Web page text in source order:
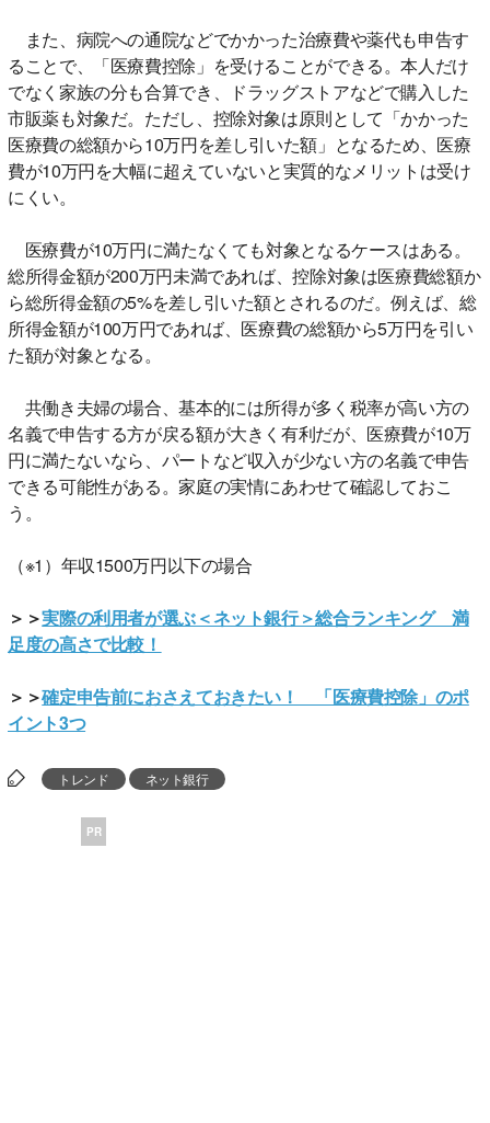
また、病院への通院などでかかった治療費や薬代も申告す
ることで、「医療費控除」を受けることができる。本人だけ
でなく家族の分も合算でき、ドラッグストアなどで購入した
市販薬も対象だ。ただし、控除対象は原則として「かかった
医療費の総額から10万円を差し引いた額」となるため、医療
費が10万円を大幅に超えていないと実質的なメリットは受け
にくい。
医療費が10万円に満たなくても対象となるケースはある。
総所得金額が200万円未満であれば、控除対象は医療費総額か
ら総所得金額の5%を差し引いた額とされるのだ。例えば、総
所得金額が100万円であれば、医療費の総額から5万円を引い
た額が対象となる。
共働き夫婦の場合、基本的には所得が多く税率が高い方の
名義で申告する方が戻る額が大きく有利だが、医療費が10万
円に満たないなら、パートなど収入が少ない方の名義で申告
できる可能性がある。家庭の実情にあわせて確認しておこ
う。
（※1）年収1500万円以下の場合
＞＞実際の利用者が選ぶ＜ネット銀行＞総合ランキング 満
足度の高さで比較！
＞＞確定申告前におさえておきたい！ 「医療費控除」のポ
イント3つ
トレンド ネット銀行
PR